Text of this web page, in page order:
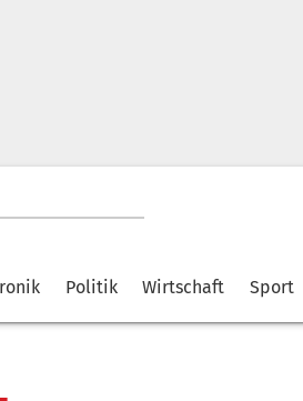
Politik Wirtschaft Sport